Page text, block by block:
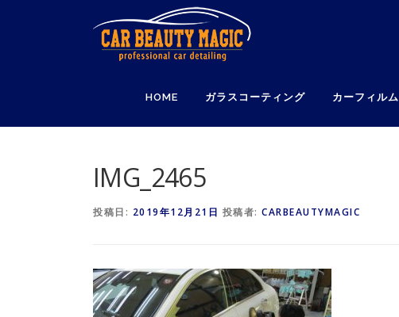
HOME ガラスコーティング カーフィルム
IMG_2465
投稿日: 2019年12月21日 投稿者: CARBEAUTYMAGIC